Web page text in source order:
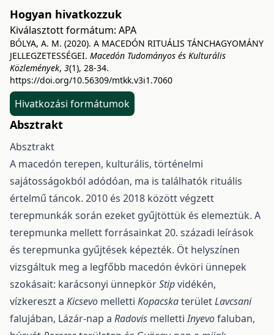
Hogyan hivatkozzuk
Kiválasztott formátum: APA
BÓLYA, A. M. (2020). A MACEDÓN RITUÁLIS TÁNCHAGYOMÁNY
JELLEGZETESSÉGEI. Macedón Tudományos és Kulturális
Közlemények, 3(1), 28-34.
https://doi.org/10.56309/mtkk.v3i1.7060
Hivatkozási formátumok
Absztrakt
Absztrakt
A macedón terepen, kulturális, történelmi
sajátosságokból adódóan, ma is találhatók rituális
értelmű táncok. 2010 és 2018 között végzett
terepmunkák során ezeket gyűjtöttük és elemeztük. A
terepmunka mellett forrásainkat 20. századi leírások
és terepmunka gyűjtések képezték. Öt helyszínen
vizsgáltuk meg a legfőbb macedón évköri ünnepek
szokásait: karácsonyi ünnepkörStipvidékén,
vízkereszt a Kicsevo melletti KopacskaterületLavcsani
falujában, Lázár-nap a Radovis mellettiInyevofaluban,